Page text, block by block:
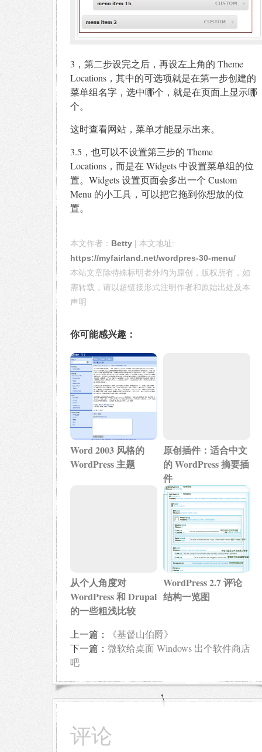
3，第二步设完之后，再设左上角的 Theme
Locations，其中的可选项就是在第一步创建的
菜单组名字，选中哪个，就是在页面上显示哪
个。
这时查看网站，菜单才能显示出来。
3.5，也可以不设置第三步的 Theme
Locations，而是在 Widgets 中设置菜单组的位
置。Widgets 设置页面会多出一个 Custom
Menu 的小工具，可以把它拖到你想放的位
置。
本文作者： Betty | 本文地址:
https://myfairland.net/wordpres-30-menu/
本站文章除特殊标明者外均为原创，版权所有，如
需转载，请以超链接形式注明作者和原始出处及本
声明
你可能感兴趣：
Word 2003 风格的
WordPress 主题
原创插件：适合中文
的 WordPress 摘要插
件
从个人角度对
WordPress 和 Drupal
的一些粗浅比较
WordPress 2.7 评论
结构一览图
上一篇：
《基督山伯爵》
下一篇： 微软给桌面 Windows 出个软件商店
吧
评论